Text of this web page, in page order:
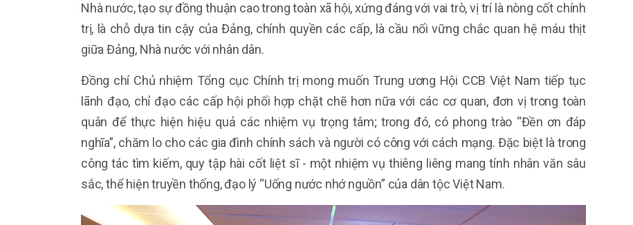
Nhà nước, tạo sự đồng thuận cao trong toàn xã hội, xứng đáng với vai trò, vị trí là nòng cốt chính
trị, là chỗ dựa tin cậy của Đảng, chính quyền các cấp, là cầu nối vững chắc quan hệ máu thịt
giữa Đảng, Nhà nước với nhân dân.
Đồng chí Chủ nhiệm Tổng cục Chính trị mong muốn Trung ương Hội CCB Việt Nam tiếp tục
lãnh đạo, chỉ đạo các cấp hội phối hợp chặt chẽ hơn nữa với các cơ quan, đơn vị trong toàn
quân để thực hiện hiệu quả các nhiệm vụ trọng tâm; trong đó, có phong trào “Đền ơn đáp
nghĩa”, chăm lo cho các gia đình chính sách và người có công với cách mạng. Đặc biệt là trong
công tác tìm kiếm, quy tập hài cốt liệt sĩ - một nhiệm vụ thiêng liêng mang tính nhân văn sâu
sắc, thể hiện truyền thống, đạo lý “Uống nước nhớ nguồn” của dân tộc Việt Nam.